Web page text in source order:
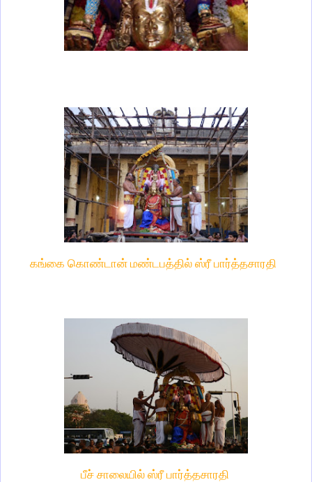
கங்கை கொண்டான் மண்டபத்தில் ஸ்ரீ பார்த்தசாரதி
பீச் சாலையில் ஸ்ரீ பார்த்தசாரதி